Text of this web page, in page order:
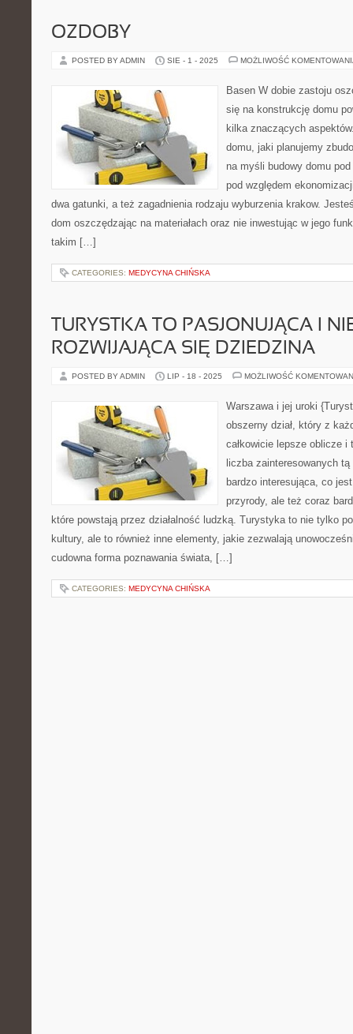
OZDOBY
POSTED BY ADMIN SIE - 1 - 2025 MOŻLIWOŚĆ
Basen W dobie zastoju
się na konstrukcję domu
kilka znaczących
domu, jaki planujemy
na myśli budowy domu
pod względem
dwa gatunki, a też zagadnienia rodzaju wyburzenia krakow.
dom oszczędzając na materiałach oraz nie inwestując w jego
takim […]
CATEGORIES: MEDYCYNA CHIŃSKA
TURYSTKA TO PASJONUJĄCA I
ROZWIJAJĄCA SIĘ DZIEDZINA
POSTED BY ADMIN LIP - 18 - 2025 MOŻLIWOŚĆ
Warszawa i jej uroki
obszerny dział, który z
całkowicie lepsze oblicze i
liczba zainteresowanych
bardzo interesująca, co
przyrody, ale też coraz
które powstają przez działalność ludzką. Turystyka to nie tylko
kultury, ale to również inne elementy, jakie zezwalają
cudowna forma poznawania świata, […]
CATEGORIES: MEDYCYNA CHIŃSKA